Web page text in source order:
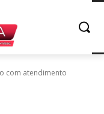
com atendimento